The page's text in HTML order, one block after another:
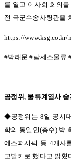
를 열고 이사회 회의
전 국군수송사령관을
https://www.ksg.co.kr/
#박래문#람세스물류
공정위 , 물류계열사
◆공정위는 8일 공시
학의 동일인(총수) 박
에스퍼시픽 등 4개사
고발키로 했다고 밝혔